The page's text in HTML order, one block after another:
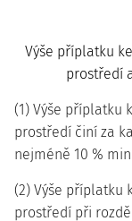
Výše příplatku
prostředí
(1) Výše příplatku
prostředí činí za
nejméně 10 %
(2) Výše příplatku
prostředí při